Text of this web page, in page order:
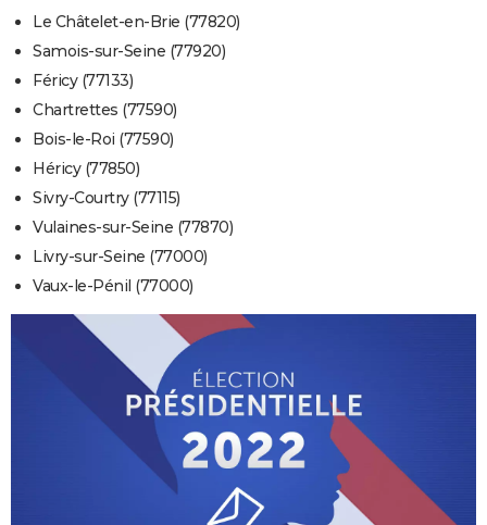
Le Châtelet-en-Brie (77820)
Samois-sur-Seine (77920)
Féricy (77133)
Chartrettes (77590)
Bois-le-Roi (77590)
Héricy (77850)
Sivry-Courtry (77115)
Vulaines-sur-Seine (77870)
Livry-sur-Seine (77000)
Vaux-le-Pénil (77000)